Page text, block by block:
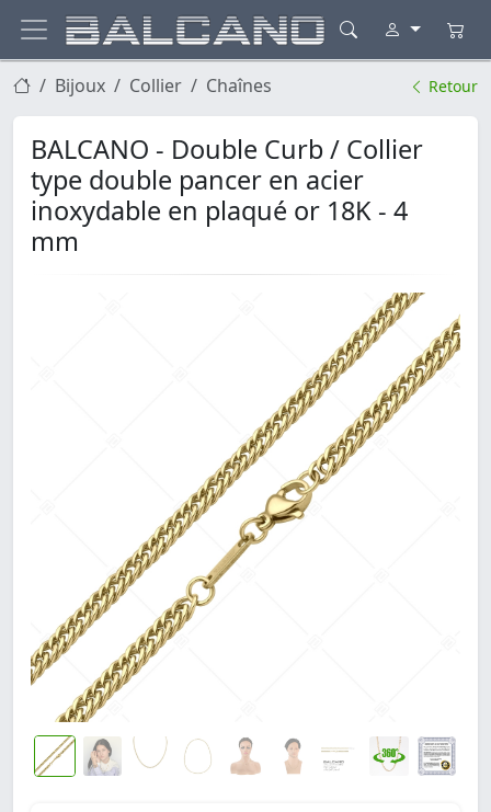
Bijoux Collier Chaînes Retour
BALCANO - Double Curb / Collier
type double pancer en acier
inoxydable en plaqué or 18K - 4
mm